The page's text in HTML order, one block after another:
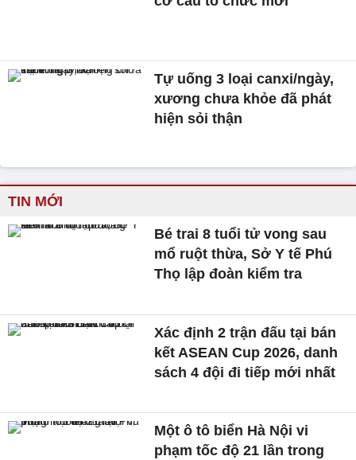
Tự uống 3 loại canxi/ngày,
xương chưa khỏe đã phát
hiện sỏi thận
TIN MỚI
Bé trai 8 tuổi tử vong sau
mổ ruột thừa, Sở Y tế Phú
Thọ lập đoàn kiểm tra
Xác định 2 trận đấu tại bán
kết ASEAN Cup 2026, danh
sách 4 đội đi tiếp mới nhất
Một ô tô biển Hà Nội vi
phạm tốc độ 21 lần trong